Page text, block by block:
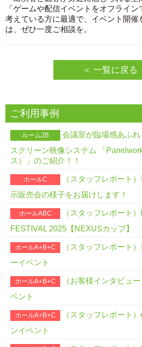
「ゲームや配信イベントをオフライン
考えている方に最適で、イベント開催
は、ぜひ一度ご相談を。
＜ 一覧に戻る
ご利用事例
ルーム2B
会議室が臨場感あふ
スクリーン映像システム 「
ス）」のご紹介！！
ホールC
（スタッフレポート
示販売会の様子をお届けします！
ホールABC
（スタッフレポート
FESTIVAL 2025【NEXUSカップ】
ホールA+B+C
（スタッフレポート
ーイベント
ホールA+B+C
（お客様インタビュ
ベント
ホールA+B+C
（スタッフレポート
ンイベント